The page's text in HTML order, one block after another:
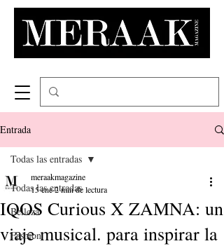
Entrada
Todas las entradas
Belleza
Fashion
Todas las entradas
IQOS Curious X ZAMNA: un
viaje musical. para inspirar la
meraakmagazine
15 ene2 min de lectura